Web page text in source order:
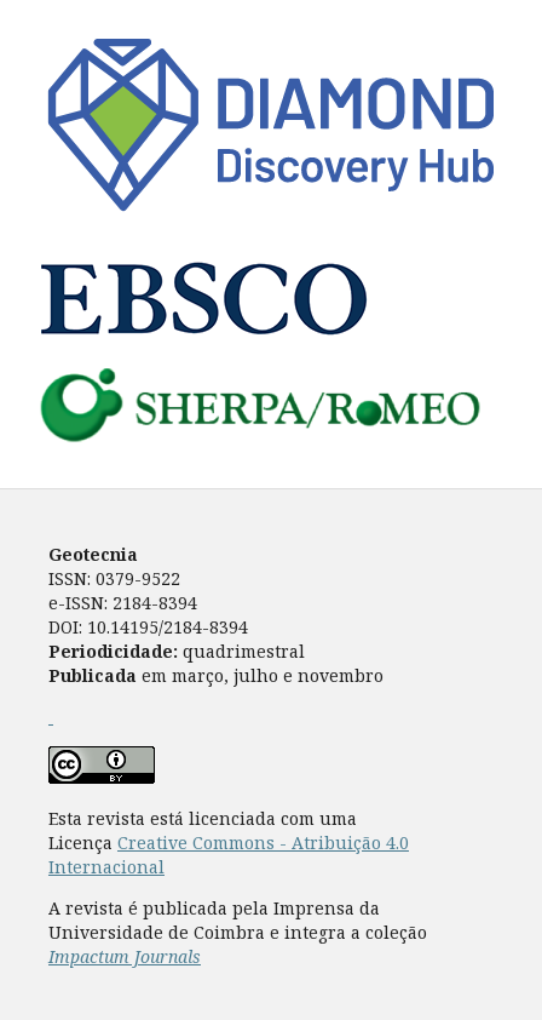
Geotecnia
ISSN: 0379-9522
e-ISSN: 2184-8394
DOI: 10.14195/2184-8394
Periodicidade: quadrimestral
Publicada em março, julho e novembro
Esta revista está licenciada com uma
Licença Creative Commons - Atribuição 4.0
Internacional
A revista é publicada pela Imprensa da
Universidade de Coimbra e integra a coleção
Impactum Journals